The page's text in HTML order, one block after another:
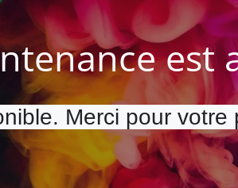
est
Merci pour votre